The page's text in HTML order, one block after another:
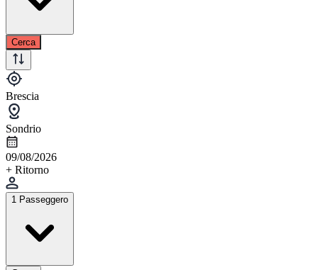
Cerca
Brescia
Sondrio
09/08/2026
+ Ritorno
1 Passeggero